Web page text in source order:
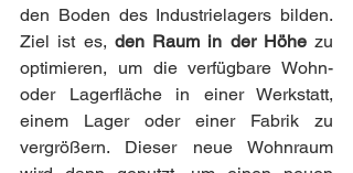
den Boden des Industrielagers bilden.
Ziel ist es, den Raum in der Höhe zu
optimieren, um die verfügbare Wohn-
oder Lagerfläche in einer Werkstatt,
einem Lager oder einer Fabrik zu
vergrößern. Dieser neue Wohnraum